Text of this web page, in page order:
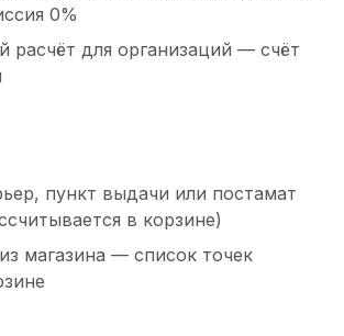
0%
расчёт для организаций — счёт
пункт выдачи или постамат
в корзине)
магазина — список точек